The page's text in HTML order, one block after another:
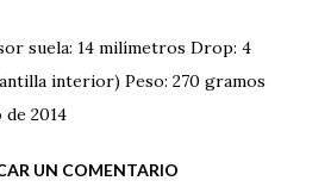
suela: 14 milímetros Drop: 4
interior) Peso: 270 gramos
de 2014
UN COMENTARIO